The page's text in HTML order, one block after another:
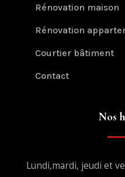
Rénovation maison
Rénovation
Courtier bâtiment
Contact
Nos
Lundi,mardi, jeudi et